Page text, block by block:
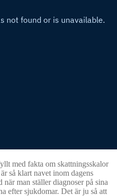
med fakta om skattningsskalor
så klart navet inom dagens
man ställer diagnoser på sina
efter sjukdomar. Det är ju så att